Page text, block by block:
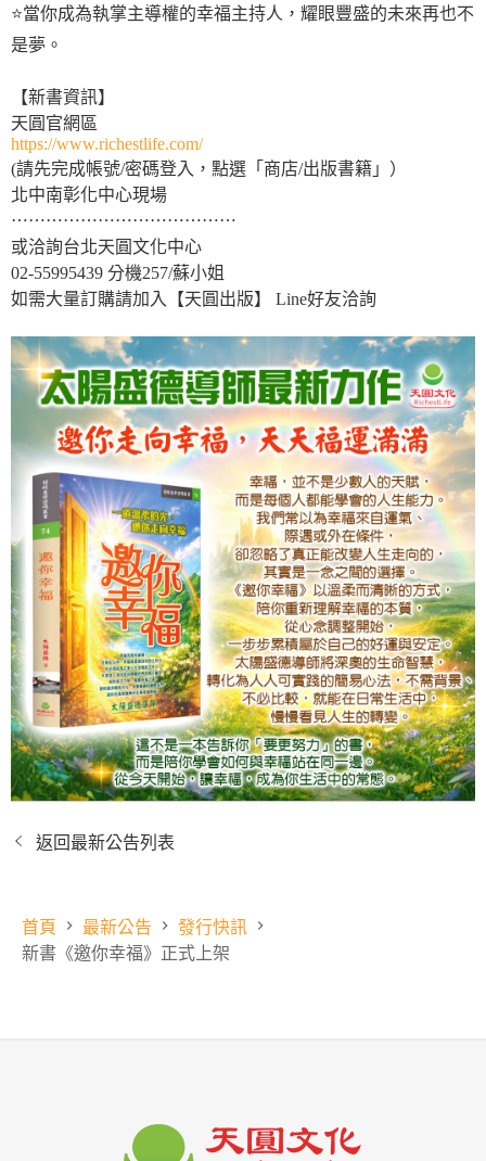
⭐️當你成為執掌主導權的幸福主持人，耀眼豐盛的未來再也不
是夢。
【新書資訊】
天圓官網區
https://www.richestlife.com/
(請先完成帳號/密碼登入，點選「商店/出版書籍」）
北中南彰化中心現場
⋯⋯⋯⋯⋯⋯⋯⋯⋯⋯⋯⋯⋯
或洽詢台北天圓文化中心
02-55995439 分機257/蘇小姐
如需大量訂購請加入【天圓出版】 Line好友洽詢
返回最新公告列表
首頁 最新公告
發行快訊
新書《邀你幸福》正式上架